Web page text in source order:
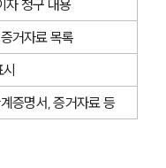
자 청구 내용
거자료 목록
증명서, 증거자료 등